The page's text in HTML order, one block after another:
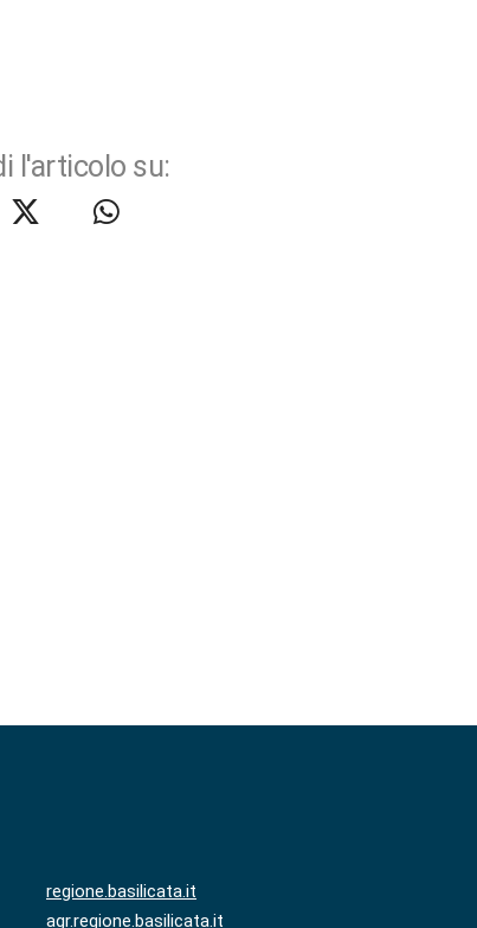
l'articolo su:
regione.basilicata.it
agr.regione.basilicata.it